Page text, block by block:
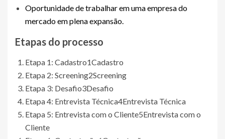
Oportunidade de trabalhar em uma empresa do
mercado em plena expansão.
Etapas do processo
Etapa 1: Cadastro1Cadastro
Etapa 2: Screening2Screening
Etapa 3: Desafio3Desafio
Etapa 4: Entrevista Técnica4Entrevista Técnica
Etapa 5: Entrevista com o Cliente5Entrevista com o
Cliente